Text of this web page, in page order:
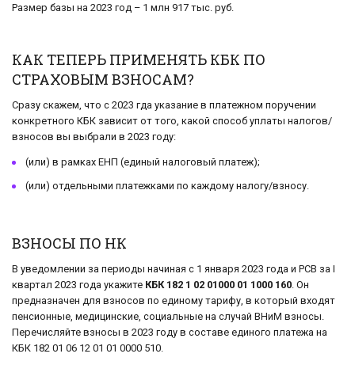
Размер базы на 2023 год – 1 млн 917 тыс. руб.
КАК ТЕПЕРЬ ПРИМЕНЯТЬ КБК ПО
СТРАХОВЫМ ВЗНОСАМ?
Сразу скажем, что с 2023 гда указание в платежном поручении
конкретного КБК зависит от того, какой способ уплаты налогов/
взносов вы выбрали в 2023 году:
(или) в рамках ЕНП (единый налоговый платеж);
(или) отдельными платежками по каждому налогу/взносу.
ВЗНОСЫ ПО НК
В уведомлении за периоды начиная с 1 января 2023 года и РСВ за I
квартал 2023 года укажите КБК 182 1 02 01000 01 1000 160. Он
предназначен для взносов по единому тарифу, в который входят
пенсионные, медицинские, социальные на случай ВНиМ взносы.
Перечисляйте взносы в 2023 году в составе единого платежа на
КБК 182 01 06 12 01 01 0000 510.